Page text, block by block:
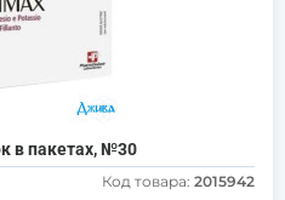
в пакетах, №30
Код товара: 2015942